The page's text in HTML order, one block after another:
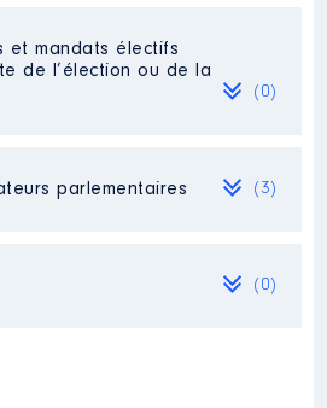
et mandats électifs
de l’élection ou de la
(0)
parlementaires (3)
Tim
(0)